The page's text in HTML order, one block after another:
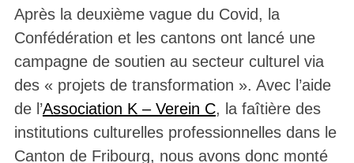
Après la deuxième vague du Covid, la
Confédération et les cantons ont lancé une
campagne de soutien au secteur culturel via
des « projets de transformation ». Avec l’aide
de l’Association K – Verein C, la faîtière des
institutions culturelles professionnelles dans le
Canton de Fribourg, nous avons donc monté